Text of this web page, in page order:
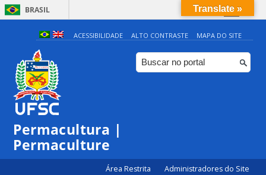
BRASIL
Simplifique!
Comunica BR
Participe
ACESSIBILIDADE ALTO CONTRASTE MAPA DO SITE
Permacultura |
Permaculture
Área Restrita Administradores do Site
Translate »